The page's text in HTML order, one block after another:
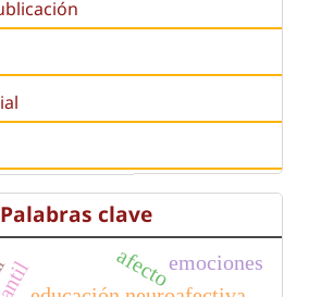
Palabras clave
afectoemociones